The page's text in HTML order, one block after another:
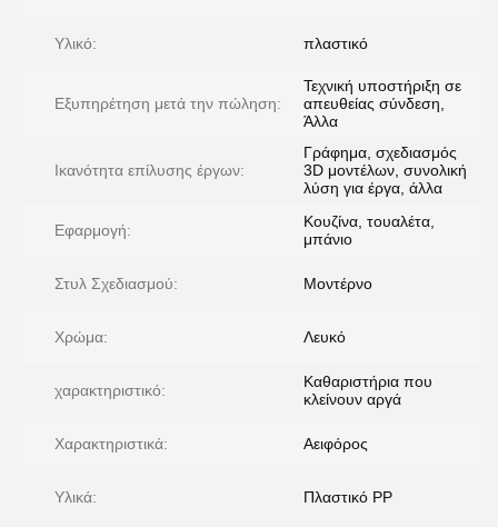
Υλικό: πλαστικό
Εξυπηρέτηση μετά την πώληση:
Τεχνική υποστήριξη σε
απευθείας σύνδεση,
Άλλα
Ικανότητα επίλυσης έργων:
Γράφημα, σχεδιασμός
3D μοντέλων, συνολική
λύση για έργα, άλλα
Εφαρμογή:
Κουζίνα, τουαλέτα,
μπάνιο
Στυλ Σχεδιασμού: Μοντέρνο
Χρώμα: Λευκό
χαρακτηριστικό:
Καθαριστήρια που
κλείνουν αργά
Χαρακτηριστικά: Αειφόρος
Υλικά: Πλαστικό PP